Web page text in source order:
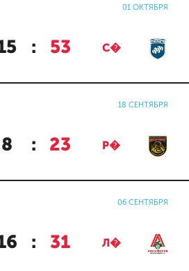
01 ОКТЯБРЯ
: 53 С�
18 СЕНТЯБРЯ
8 : 23 Р�
06 СЕНТЯБРЯ
: 31 Л�